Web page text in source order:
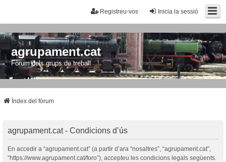
Inicia la sessió
Registreu-vos
agrupament.cat
Fòrum dels grups de treball
Índex del fòrum
agrupament.cat - Condicions d’ús
En accedir a “agrupament.cat” (a partir d’ara “nosaltres”, “agrupament.cat”,
“https://www.agrupament.cat/foro”), accepteu les condicions legals següents.